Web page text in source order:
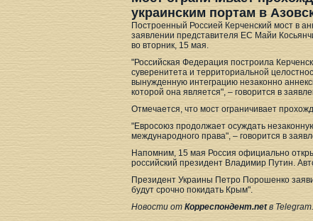
украинским портам в
Построенный Россией Керченский мост в
заявлении представителя ЕС Майи
во вторник, 15 мая.
"Российская Федерация построила
суверенитета и территориальной
вынужденную интеграцию незаконно
которой она является", – говорится в
Отмечается, что мост ограничивает
"Евросоюз продолжает осуждать
международного права", – говорится в
Напомним, 15 мая Россия официально
российский президент Владимир Путин.
Президент Украины Петро Порошенко
будут срочно покидать Крым".
Новости от Корреспондент.netв